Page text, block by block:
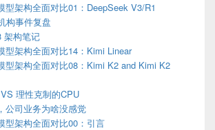
型架构全面对比01：DeepSeek V3/R1
构事件复盘
架构笔记
型架构全面对比14：Kimi Linear
型架构全面对比08：Kimi K2 and Kimi K2
理性克制的CPU
公司业务为啥没感觉
型架构全面对比00：引言